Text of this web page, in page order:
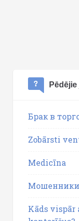
Брак в
Zobārsti
Medicīna
Мошенники
Kāds vispār